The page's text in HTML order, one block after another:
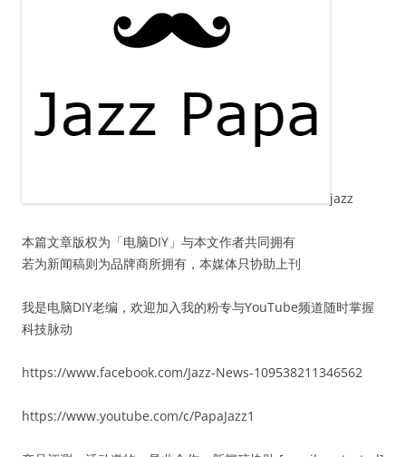
jazz
本篇文章版权为「电脑DIY」与本文作者共同拥有
若为新闻稿则为品牌商所拥有，本媒体只协助上刊
我是电脑DIY老编，欢迎加入我的粉专与YouTube频道随时掌握
科技脉动
https://www.facebook.com/Jazz-News-109538211346562
https://www.youtube.com/c/PapaJazz1